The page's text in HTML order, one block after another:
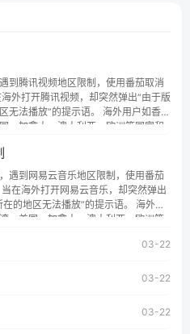
到腾讯视频地区限制，使用番茄取消
放”的提示语。 海外用户如香
、加拿大、澳大利亚、欧洲等国家和
地区播放。 遇到这个问题的
加速器，即可解决「海外用户收听腾
的问题，无论人在香港、澳门、台
大利亚、欧洲等国家和地区工作、留
用，不再因地区和版权限制所困扰。
遇到网易云音乐地区限制，使用番茄
地区无法播放”的提示语。 海外用
、美国、加拿大、澳大利亚、欧洲等
能在中国大陆地区播放。 遇到这
版权限制」的问题，无论人在香港、
都可以使用，不再因地区和版权限制
03-22
03-22
03-22